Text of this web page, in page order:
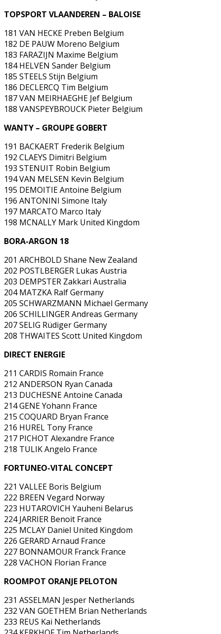
TOPSPORT VLAANDEREN – BALOISE
181 VAN HECKE Preben Belgium
182 DE PAUW Moreno Belgium
183 FARAZIJN Maxime Belgium
184 HELVEN Sander Belgium
185 STEELS Stijn Belgium
186 DECLERCQ Tim Belgium
187 VAN MEIRHAEGHE Jef Belgium
188 VANSPEYBROUCK Pieter Belgium
WANTY – GROUPE GOBERT
191 BACKAERT Frederik Belgium
192 CLAEYS Dimitri Belgium
193 STENUIT Robin Belgium
194 VAN MELSEN Kevin Belgium
195 DEMOITIE Antoine Belgium
196 ANTONINI Simone Italy
197 MARCATO Marco Italy
198 MCNALLY Mark United Kingdom
BORA-ARGON 18
201 ARCHBOLD Shane New Zealand
202 POSTLBERGER Lukas Austria
203 DEMPSTER Zakkari Australia
204 MATZKA Ralf Germany
205 SCHWARZMANN Michael Germany
206 SCHILLINGER Andreas Germany
207 SELIG Rüdiger Germany
208 THWAITES Scott United Kingdom
DIRECT ENERGIE
211 CARDIS Romain France
212 ANDERSON Ryan Canada
213 DUCHESNE Antoine Canada
214 GENE Yohann France
215 COQUARD Bryan France
216 HUREL Tony France
217 PICHOT Alexandre France
218 TULIK Angelo France
FORTUNEO-VITAL CONCEPT
221 VALLEE Boris Belgium
222 BREEN Vegard Norway
223 HUTAROVICH Yauheni Belarus
224 JARRIER Benoit France
225 MCLAY Daniel United Kingdom
226 GERARD Arnaud France
227 BONNAMOUR Franck France
228 VACHON Florian France
ROOMPOT ORANJE PELOTON
231 ASSELMAN Jesper Netherlands
232 VAN GOETHEM Brian Netherlands
233 REUS Kai Netherlands